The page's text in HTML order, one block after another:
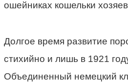
ошейниках кошельки
Долгое время развитие
стихийно и лишь в 1921
Объединенный немецкий